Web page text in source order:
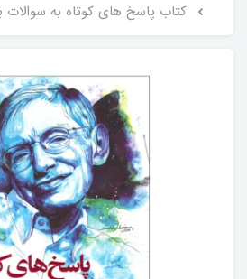
کتاب پاسخ های کوتاه به سوالات